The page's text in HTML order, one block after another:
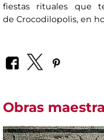
fiestas rituales que
de Crocodilopolis, en
Obras